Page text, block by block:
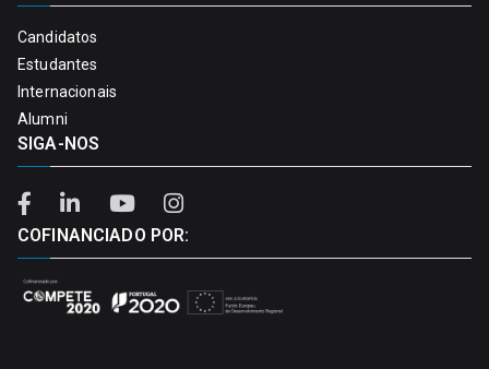
Candidatos
Estudantes
Internacionais
Alumni
SIGA-NOS
COFINANCIADO POR: